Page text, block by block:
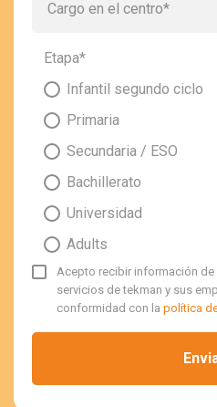
Etapa*
Infantil segundo ciclo
Primaria
Secundaria / ESO
Bachillerato
Universidad
Adults
Acepto recibir información
servicios de tekman y sus
conformidad con la política